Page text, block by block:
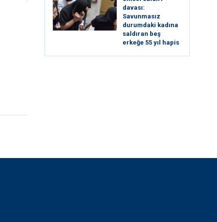
davası:
Savunmasız
durumdaki kadına
saldıran beş
erkeğe 55 yıl hapis